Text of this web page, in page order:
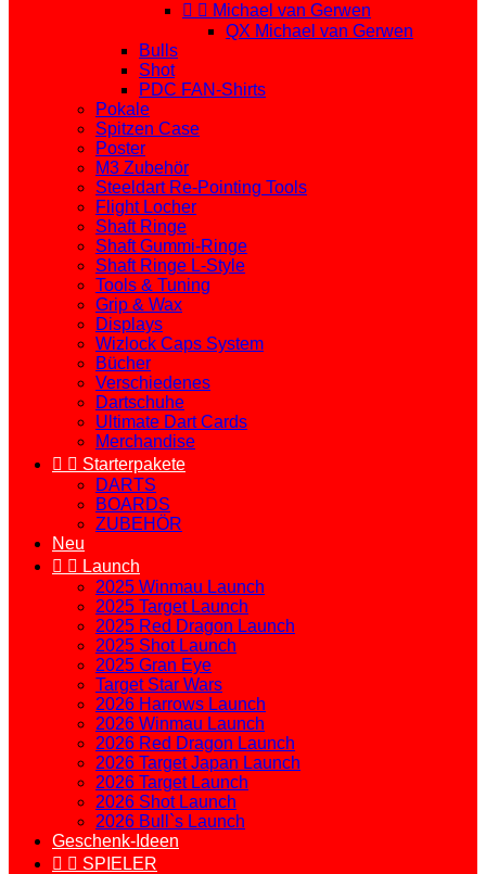
  Michael van Gerwen
QX Michael van Gerwen
Bulls
Shot
PDC FAN-Shirts
Pokale
Spitzen Case
Poster
M3 Zubehör
Steeldart Re-Pointing Tools
Flight Locher
Shaft Ringe
Shaft Gummi-Ringe
Shaft Ringe L-Style
Tools & Tuning
Grip & Wax
Displays
Wizlock Caps System
Bücher
Verschiedenes
Dartschuhe
Ultimate Dart Cards
Merchandise
  Starterpakete
DARTS
BOARDS
ZUBEHÖR
Neu
  Launch
2025 Winmau Launch
2025 Target Launch
2025 Red Dragon Launch
2025 Shot Launch
2025 Gran Eye
Target Star Wars
2026 Harrows Launch
2026 Winmau Launch
2026 Red Dragon Launch
2026 Target Japan Launch
2026 Target Launch
2026 Shot Launch
2026 Bull`s Launch
Geschenk-Ideen
  SPIELER